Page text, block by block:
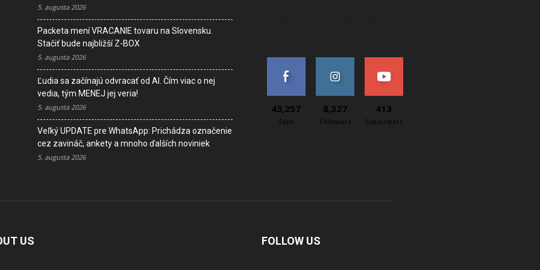
5. augusta 2026
Packeta mení VRACANIE tovaru na Slovensku.
Stačiť bude najbližší Z-BOX
5. augusta 2026
Ľudia sa začínajú odvracať od AI. Čím viac o nej
vedia, tým MENEJ jej veria!
5. augusta 2026
Veľký UPDATE pre WhatsApp: Prichádza označenie
cez zavináč, ankety a mnoho ďalších noviniek
5. augusta 2026
43,257
Fans
8,327
Followers
413
Subscribers
US FOLLOW US